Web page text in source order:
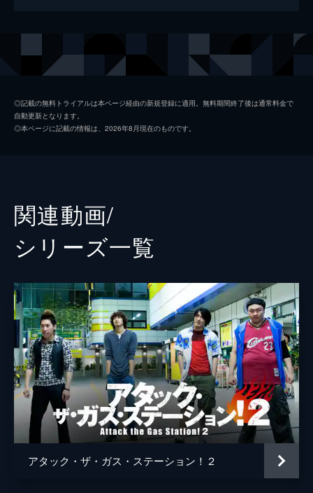
ユ・オソン
監督
脚本
製作 キム・ミヒ
◎記載の無料トライアルは本ページ経由の新規登録に適用。無料期間終了後は通常料金で
自動更新となります。
◎本ページに記載の情報は、2026年8月現在のものです。
関連動画/
シリーズ⼀覧
アタック・ザ・ガス・ステーション！２